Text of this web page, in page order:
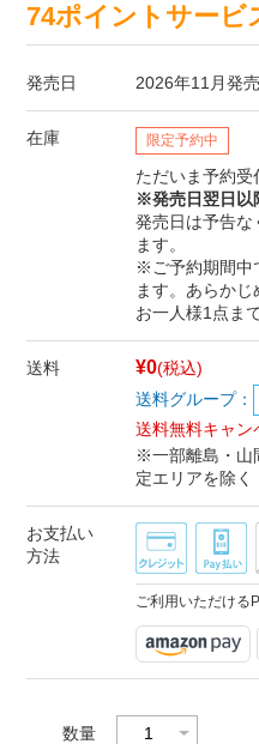
74ポイントサービ
発売日 2026年11月発
在庫 限定予約中
ただいま予約受
※発売日翌日以
発売日は予告な
ます。
※ご予約期間中
ます。あらかじ
お一人様1点ま
送料 ¥0(税込)
送料グループ：
送料無料キャン
※一部離島・山
定エリアを除く
お支払い
方法
ご利用いただける
数量